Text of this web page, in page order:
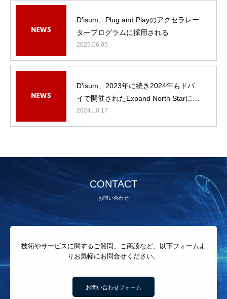
D’isum、Plug and Playのアクセラレー
タープログラムに採用される
2025.06.05
D’isum、2023年に続き2024年もドバ
イで開催されたExpand North Starに出
展
2024.10.17
CONTACT
お問い合わせ
技術やサービスに関するご質問、ご商談など、以下フォームよ
りお気軽にお問合せください。
お問い合わせフォーム